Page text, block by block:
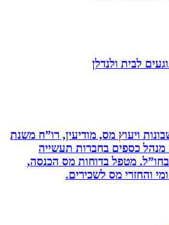
ולנדלן
ויעוץ מס, מודיעין, רו”ח משנת
מנהל כספים בחברות תעשייה
מטפל בדוחות מס הכנסה,
מס לשכירים.